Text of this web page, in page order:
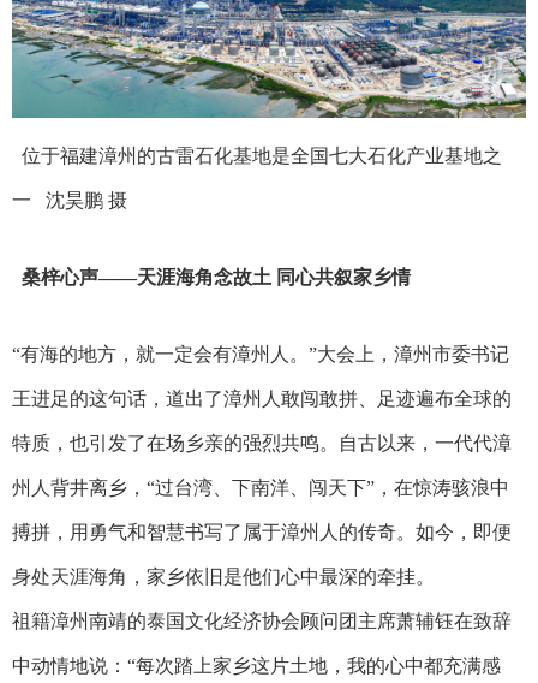
位于福建漳州的古雷石化基地是全国七大石化产业基地之
一 沈昊鹏 摄
桑梓心声——天涯海角念故土 同心共叙家乡情
“有海的地方，就一定会有漳州人。”大会上，漳州市委书记
王进足的这句话，道出了漳州人敢闯敢拼、足迹遍布全球的
特质，也引发了在场乡亲的强烈共鸣。自古以来，一代代漳
州人背井离乡，“过台湾、下南洋、闯天下”，在惊涛骇浪中
搏拼，用勇气和智慧书写了属于漳州人的传奇。如今，即便
身处天涯海角，家乡依旧是他们心中最深的牵挂。
祖籍漳州南靖的泰国文化经济协会顾问团主席萧辅钰在致辞
中动情地说：“每次踏上家乡这片土地，我的心中都充满感